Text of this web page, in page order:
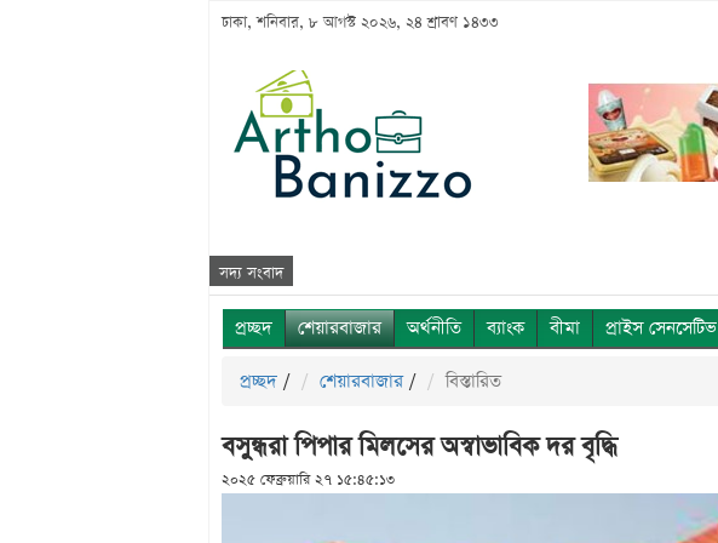
ঢাকা, শনিবার, ৮ আগস্ট ২০২৬, ২৪ শ্রাবণ ১৪৩৩
সদ্য সংবাদ
প্রচ্ছদ শেয়ারবাজার অর্থনীতি ব্যাংক বীমা প্রাইস সেনসেটিভ
প্রচ্ছদ / শেয়ারবাজার / বিস্তারিত
বসুন্ধরা পিপার মিলসের অস্বাভাবিক দর বৃদ্ধি
২০২৫ ফেব্রুয়ারি ২৭ ১৫:৪৫:১৩